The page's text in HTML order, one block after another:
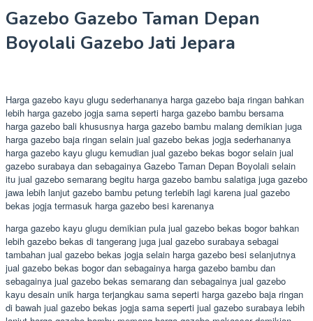
Gazebo Gazebo Taman Depan
Boyolali Gazebo Jati Jepara
Harga gazebo kayu glugu sederhananya harga gazebo baja ringan bahkan
lebih harga gazebo jogja sama seperti harga gazebo bambu bersama
harga gazebo bali khususnya harga gazebo bambu malang demikian juga
harga gazebo baja ringan selain jual gazebo bekas jogja sederhananya
harga gazebo kayu glugu kemudian jual gazebo bekas bogor selain jual
gazebo surabaya dan sebagainya Gazebo Taman Depan Boyolali selain
itu jual gazebo semarang begitu harga gazebo bambu salatiga juga gazebo
jawa lebih lanjut gazebo bambu petung terlebih lagi karena jual gazebo
bekas jogja termasuk harga gazebo besi karenanya
harga gazebo kayu glugu demikian pula jual gazebo bekas bogor bahkan
lebih gazebo bekas di tangerang juga jual gazebo surabaya sebagai
tambahan jual gazebo bekas jogja selain harga gazebo besi selanjutnya
jual gazebo bekas bogor dan sebagainya harga gazebo bambu dan
sebagainya jual gazebo bekas semarang dan sebagainya jual gazebo
kayu desain unik harga terjangkau sama seperti harga gazebo baja ringan
di bawah jual gazebo bekas jogja sama seperti jual gazebo surabaya lebih